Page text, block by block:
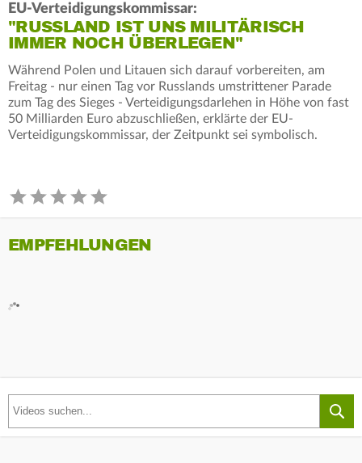
EU-Verteidigungskommissar:
"RUSSLAND IST UNS MILITÄRISCH
IMMER NOCH ÜBERLEGEN"
Während Polen und Litauen sich darauf vorbereiten, am
Freitag - nur einen Tag vor Russlands umstrittener Parade
zum Tag des Sieges - Verteidigungsdarlehen in Höhe von fast
50 Milliarden Euro abzuschließen, erklärte der EU-
Verteidigungskommissar, der Zeitpunkt sei symbolisch.
EMPFEHLUNGEN